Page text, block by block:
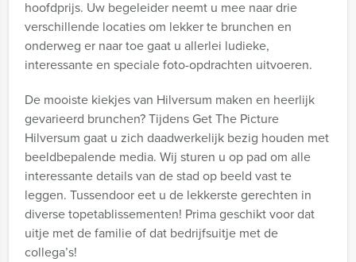
hoofdprijs. Uw begeleider neemt u mee naar drie
verschillende locaties om lekker te brunchen en
onderweg er naar toe gaat u allerlei ludieke,
interessante en speciale foto-opdrachten uitvoeren.
De mooiste kiekjes van Hilversum maken en heerlijk
gevarieerd brunchen? Tijdens Get The Picture
Hilversum gaat u zich daadwerkelijk bezig houden met
beeldbepalende media. Wij sturen u op pad om alle
interessante details van de stad op beeld vast te
leggen. Tussendoor eet u de lekkerste gerechten in
diverse topetablissementen! Prima geschikt voor dat
uitje met de familie of dat bedrijfsuitje met de
collega’s!